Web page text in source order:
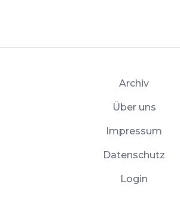
Archiv
Über uns
Impressum
Datenschutz
Login